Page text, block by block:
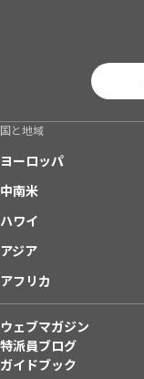
国と地域
ヨーロッパ
中南米
ハワイ
アジア
アフリカ
ウェブマガジン
特派員ブログ
ガイドブック